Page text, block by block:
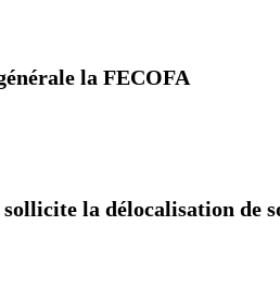
la FECOFA
la délocalisation de